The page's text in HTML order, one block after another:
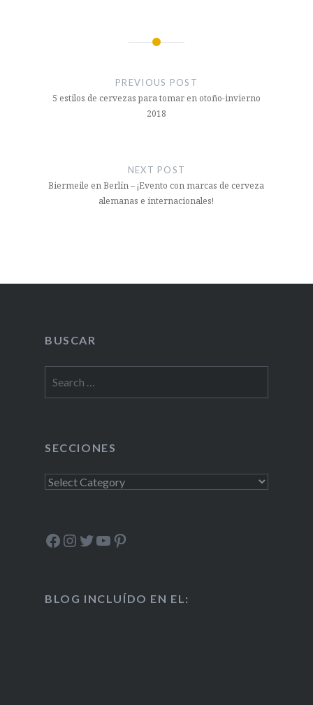
PREVIOUS POST
5 estilos de cervezas para tomar en otoño-invierno
2018
NEXT POST
Biermeile en Berlín – ¡Evento con marcas de cerveza
alemanas e internacionales!
BUSCAR
for:
SECCIONES
Secciones
Facebook
Instagram
Twitter
YouTube
Pinterest
BLOG INCLUÍDO EN EL: